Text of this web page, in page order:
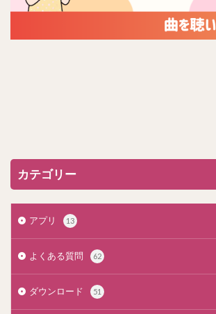
カテゴリー
アプリ 13
よくある質問 62
ダウンロード 51